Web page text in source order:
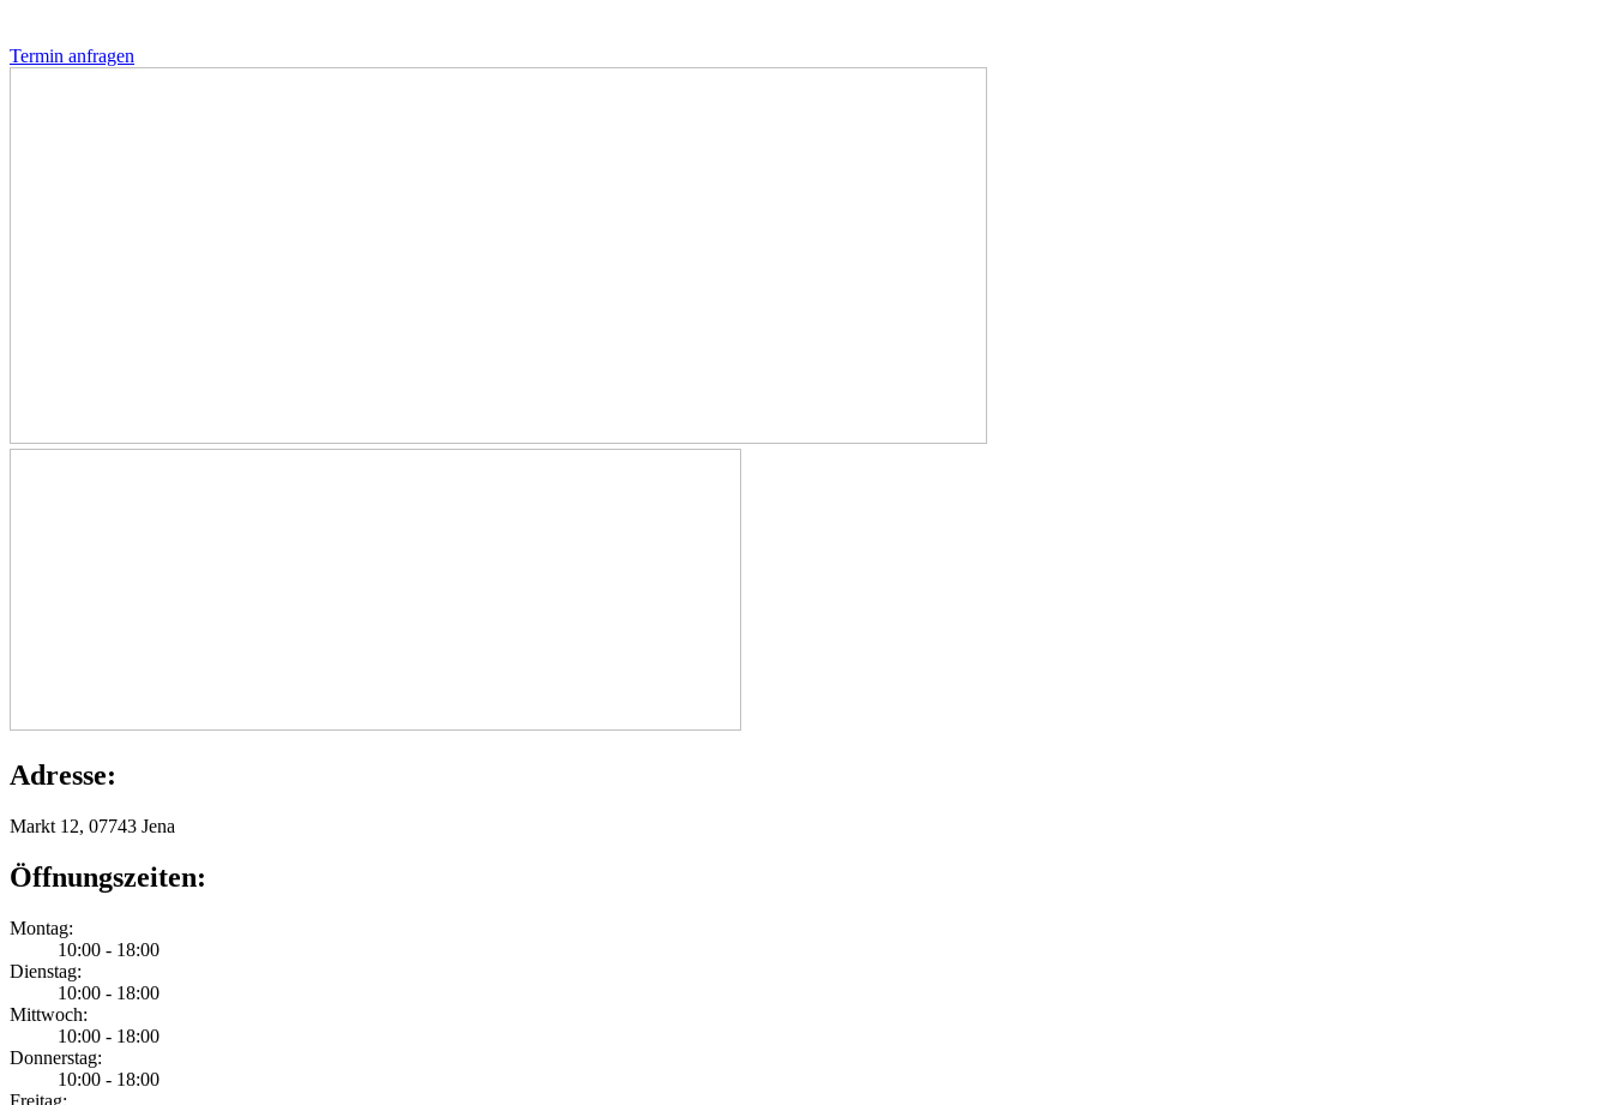
Termin anfragen
Adresse:
Markt 12, 07743 Jena
Öffnungszeiten:
Montag:
10:00 - 18:00
Dienstag:
10:00 - 18:00
Mittwoch:
10:00 - 18:00
Donnerstag:
10:00 - 18:00
Freitag: